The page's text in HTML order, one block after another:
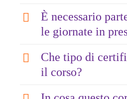
È necessario
le giornate in
Che tipo di
il corso?
Aurora Puccio
Mental Coach
miglioramento
Buddismo Zen e
Il paradosso del
senza attaccarsi alla
tradizioni orientali e